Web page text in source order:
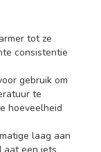
tot ze
consistentie
gebruik om
te
hoeveelheid
laag aan